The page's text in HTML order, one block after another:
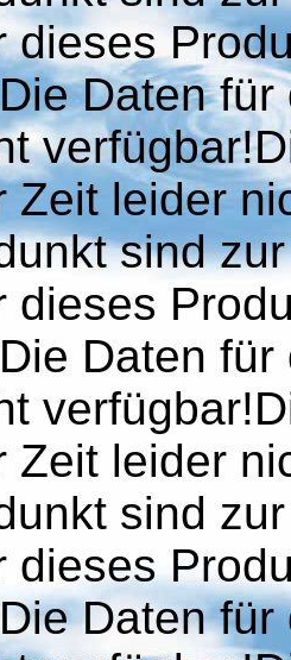
dieses
Daten
Zeit leider
sind
dieses
Daten
Zeit leider
sind
dieses
Daten